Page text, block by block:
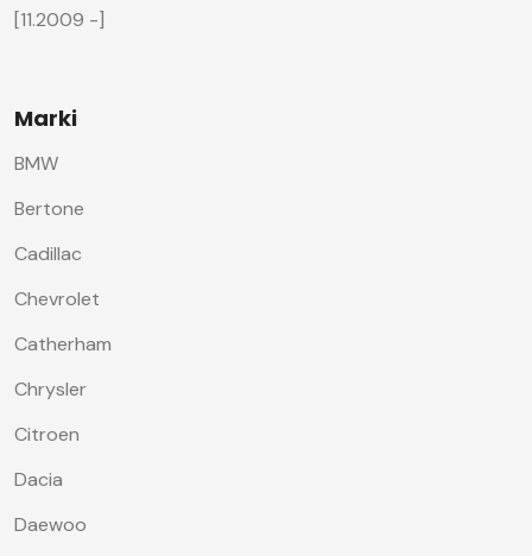
[11.2009 -]
Marki
BMW
Bertone
Cadillac
Chevrolet
Catherham
Chrysler
Citroen
Dacia
Daewoo